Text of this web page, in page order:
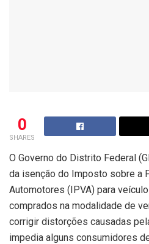
0
SHARES
O Governo do Distrito Federal
da isenção do Imposto sobre a
Automotores (IPVA) para
comprados na modalidade de
corrigir distorções causadas
impedia alguns consumidores